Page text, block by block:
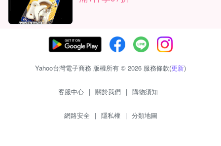
Yahoo台灣電子商務 版權所有 © 2026 服務條款(更新)
客服中心 | 關於我們 | 購物須知
網路安全 | 隱私權 | 分類地圖